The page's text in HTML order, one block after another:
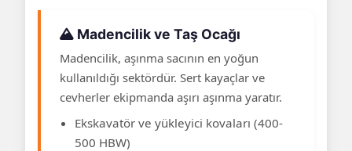
Madencilik ve Taş Ocağı
Madencilik, aşınma sacının en yoğun
kullanıldığı sektördür. Sert kayaçlar ve
cevherler ekipmanda aşırı aşınma yaratır.
Ekskavatör ve yükleyici kovaları (400-
500 HBW)